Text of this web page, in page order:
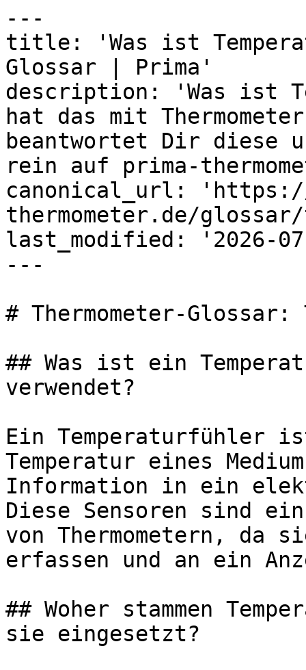
---
title: 'Was ist
Glossar | Prima'
description: 'Was ist
hat das mit
beantwortet Dir diese
rein auf prima-
canonical_url: 'https://
thermometer.de/
last_modified: '2026-
---
# Thermometer-
## Was ist ein
verwendet?
Ein Temperaturfühler
Temperatur eines
Information in ein
Diese Sensoren sind
von Thermometern, da
erfassen und an ein
## Woher stammen
sie eingesetzt?